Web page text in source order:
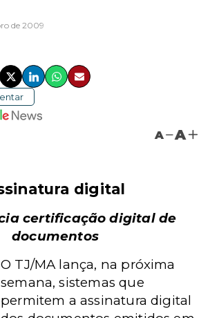
de 2009
A A
digital
certificação digital de
documentos
O TJ/MA lança, na próxima
semana, sistemas que
permitem a assinatura digital